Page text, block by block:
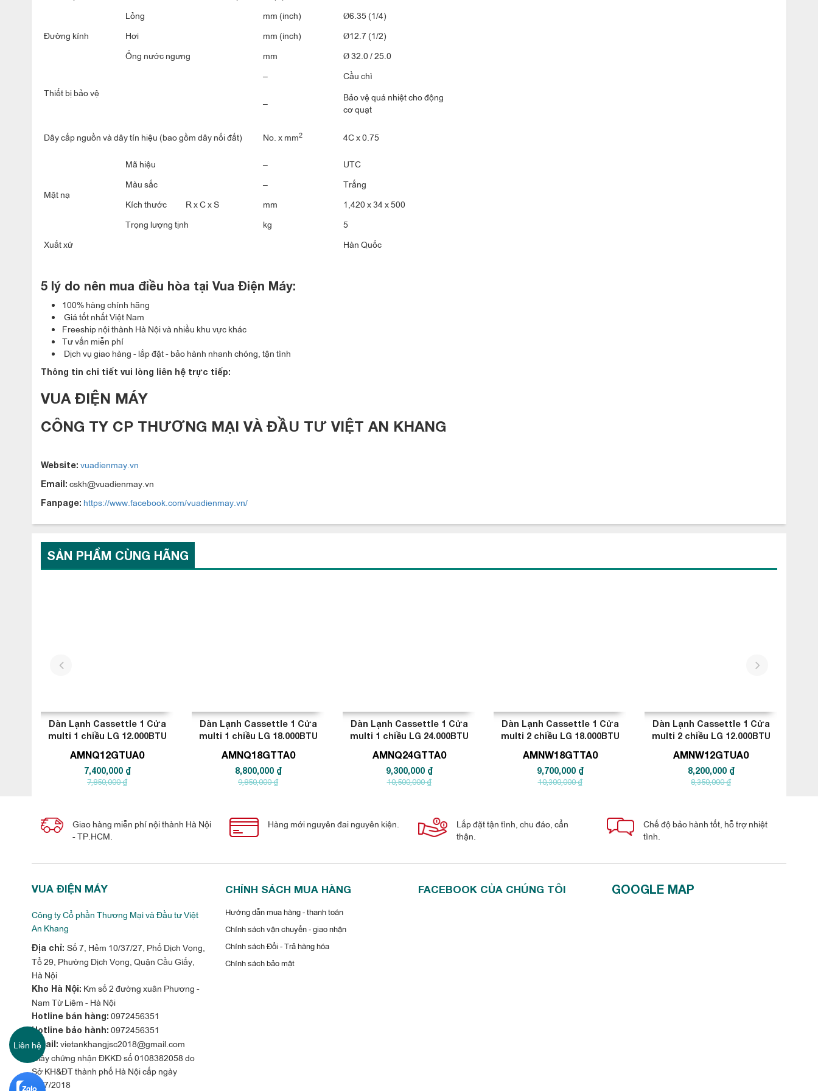
Đường kính
Lỏng mm (inch)
Ø6.35 (1/4)
Hơi
mm (inch)
Ø12.7 (1/2)
Ống nước ngưng
mm Ø 32.0 / 25.0
Thiết bị bảo vệ
– Cầu chì
–
Bảo vệ quá nhiệt cho động
cơ quạt
Dây cấp nguồn và dây tín hiệu (bao gồm dây nối đất) No. x mm2 4C x 0.75
Mặt nạ
Mã hiệu –
UTC
Màu sắc
–
Trắng
Kích thước
R x C x S mm
1,420 x 34 x 500
Trọng lượng tịnh
kg
5
Xuất xứ
Hàn Quốc
5 lý do nên mua điều hòa tại Vua Điện Máy:
100% hàng chính hãng
Giá tốt nhất Việt Nam
Freeship nội thành Hà Nội và nhiều khu vực khác
Tư vấn miễn phí
Dịch vụ giao hàng - lắp đặt - bảo hành nhanh chóng, tận tình
Thông tin chi tiết vui lòng liên hệ trực tiếp:
VUA ĐIỆN MÁY
CÔNG TY CP THƯƠNG MẠI VÀ ĐẦU TƯ VIỆT AN KHANG
Website: vuadienmay.vn
Email: cskh@vuadienmay.vn
Fanpage: https://www.facebook.com/vuadienmay.vn/
SẢN PHẨM CÙNG HÃNG
Dàn Lạnh Cassettle 1 Cửa
multi 1 chiều LG 12.000BTU
AMNQ12GTUA0
7,400,000 ₫
7,850,000 ₫
Dàn Lạnh Cassettle 1 Cửa
multi 1 chiều LG 18.000BTU
AMNQ18GTTA0
8,800,000 ₫
9,850,000 ₫
Dàn Lạnh Cassettle 1 Cửa
multi 1 chiều LG 24.000BTU
AMNQ24GTTA0
9,300,000 ₫
10,500,000 ₫
Dàn Lạnh Cassettle 1 Cửa
multi 2 chiều LG 18.000BTU
AMNW18GTTA0
9,700,000 ₫
10,300,000 ₫
Dàn Lạnh Cassettle 1 Cửa
multi 2 chiều LG 12.000BTU
AMNW12GTUA0
8,200,000 ₫
8,350,000 ₫
Giao hàng miễn phí nội thành Hà Nội
- TP.HCM.
Hàng mới nguyên đai nguyên kiện.
Lắp đặt tận tình, chu đáo, cẩn
thận.
Chế độ bảo hành tốt, hỗ trợ nhiệt
tình.
VUA ĐIỆN MÁY
Công ty Cổ phần Thương Mại và Đầu tư Việt
An Khang
Địa chỉ: Số 7, Hẻm 10/37/27, Phố Dịch Vọng,
Tổ 29, Phường Dịch Vọng, Quận Cầu Giấy,
Hà Nội
Kho Hà Nội: Km số 2 đường xuân Phương -
Nam Từ Liêm - Hà Nội
Hotline bán hàng: 0972456351
Hotline bảo hành: 0972456351
Email: vietankhangjsc2018@gmail.com
Giấy chứng nhận ĐKKD số 0108382058 do
Sở KH&ĐT thành phố Hà Nội cấp ngày
31/7/2018
CHÍNH SÁCH MUA HÀNG
Hướng dẫn mua hàng - thanh toán
Chính sách vận chuyển - giao nhận
Chính sách Đổi - Trả hàng hóa
Chính sách bảo mật
FACEBOOK CỦA CHÚNG TÔI GOOGLE MAP
Liên hệ